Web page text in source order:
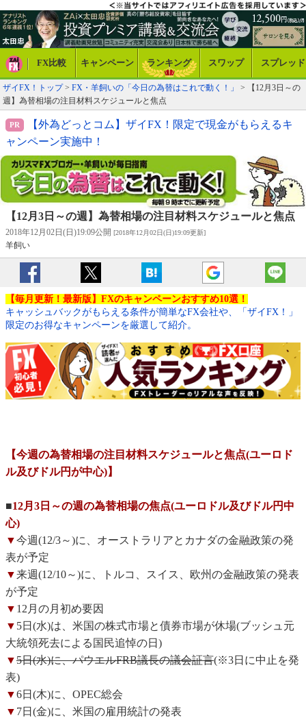
FX比較 キャンペーン ランキング スワップ スプレッド
ザイFX！トップ> FX・羊飼いの「今日の為替はこれで動く！」
> 【12月3日～の
週】為替相場の注目材料スケジュールと焦点
【外為どっとコム】ザイFX！限定で現金がもらえるキ
ャンペーン実施中！
【12月3日～の週】為替相場の注目材料スケジュールと焦点
2018年12月02日(日)19:09公開 [2018年12月02日(日)19:09更新]
羊飼い
【毎月更新！最新版】FXのキャンペーンおすすめ10選！
キャッシュバックがもらえる条件が簡単なFX会社や、「ザイFX！」
限定のお得なキャンペーンを厳選して紹介。
【今週の為替相場の注目材料スケジュールと焦点(ユーロド
ル及びドル円が中心)】
■12月3日～の週の為替相場の焦点(ユーロドル及びドル円中
心)
▼今週(12/3～)に、オーストラリアとカナダの金融政策の発
表が予定
▼来週(12/10～)に、トルコ、スイス、欧州の金融政策の発表
が予定
▼ 12月の月初め要因
▼ 5日(水)は、米国の株式市場と債券市場が休場(ブッシュ元
大統領死去による国民追悼の日)
▼5日(水)に、パウエルFRB議長の議会証言(※3日に中止を発
表)
▼6日(木)に、OPEC総会
▼ 7日(金)に、米国の雇用統計の発表